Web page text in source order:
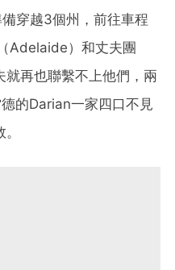
穿越3個州，前往車程
Adelaide）和丈夫團
再也聯繫不上他們，兩
的Darian一家四口不見